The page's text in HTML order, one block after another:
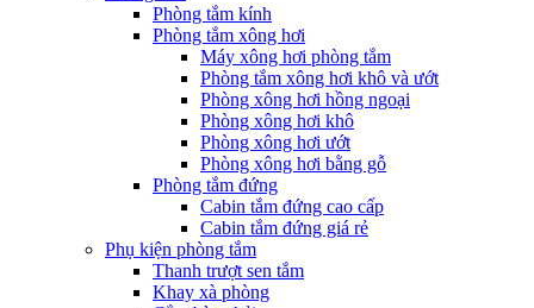
Phòng tắm kính
Phòng tắm xông hơi
Máy xông hơi phòng tắm
Phòng tắm xông hơi khô và ướt
Phòng xông hơi hồng ngoại
Phòng xông hơi khô
Phòng xông hơi ướt
Phòng xông hơi bằng gỗ
Phòng tắm đứng
Cabin tắm đứng cao cấp
Cabin tắm đứng giá rẻ
Phụ kiện phòng tắm
Thanh trượt sen tắm
Khay xà phòng